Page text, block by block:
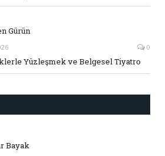
Gürün
0
Yüzleşmek ve Belgesel Tiyatro
Bayak